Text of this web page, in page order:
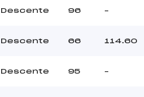
Descente 96 –
Descente 66 114.60
Descente 95 –